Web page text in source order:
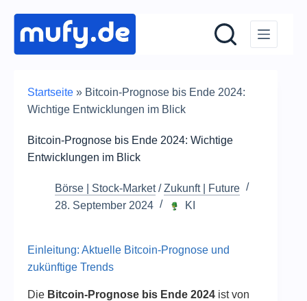
Inhalt
springen
Startseite » Bitcoin-Prognose bis Ende 2024:
Wichtige Entwicklungen im Blick
Bitcoin-Prognose bis Ende 2024: Wichtige
Entwicklungen im Blick
Börse | Stock-Market/Zukunft | Future
28. September 2024
KI
Einleitung: Aktuelle Bitcoin-Prognose und
zukünftige Trends
Die Bitcoin-Prognose bis Ende 2024 ist von